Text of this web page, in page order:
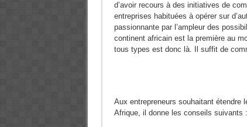
d’avoir recours à des initiatives de
entreprises habituées à opérer sur
passionnante par l’ampleur des
continent africain est la première au
tous types est donc là. Il suffit de
Aux entrepreneurs souhaitant
Afrique, il donne les conseils suivants :